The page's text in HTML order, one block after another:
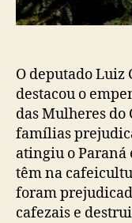
O deputado Luiz
destacou o
das Mulheres do
famílias
atingiu o
têm na
foram
cafezais e